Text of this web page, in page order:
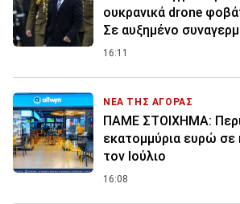
ουκρανικά drone
Σε αυξημένο
16:11
ΝΕΑ ΤΗΣ ΑΓΟΡΑΣ
ΠΑΜΕ ΣΤΟΙΧΗΜΑ:
εκατομμύρια ευρώ σε
τον Ιούλιο
16:08